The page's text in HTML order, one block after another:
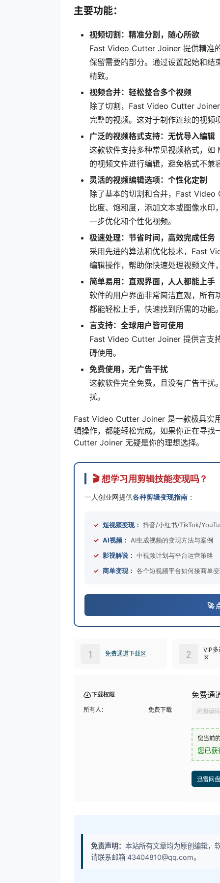
主要功能：
视频切割：精准分割，随心所欲
Fast Video Cutter Joiner 提供精准
保留需要的部分。通过设置起始和结
精致。
视频合并：轻松整合多个视频
除了切割，Fast Video Cutter
完整的视频。这对于制作连续的视频
广泛的视频格式支持：无忧导入编辑
这款软件支持多种常见视频格式，如
的视频文件进行编辑，避免格式不兼
灵活的视频编辑选项：个性化定制
除了基本的切割和合并，Fast
比度、饱和度，添加文本或图像水
一步优化和个性化视频。
极速处理：节省时间，高效完成任务
采用先进的算法和优化技术，Fast
编辑操作，帮助你快速处理视频文件
简单易用：直观界面，人人都能上手
软件的用户界面非常简洁直观，所有
都能轻松上手，快速找到所需的功能
言支持：全球用户皆可使用
Fast Video Cutter Joiner 提供言支
碍使用。
免费使用，无广告干扰
这款软件完全免费，且没有广告干扰
扰。
Fast Video Cutter Joiner 是一款极具实
辑操作，都能轻松完成。如果你正在寻
Cutter Joiner 无疑是你的理想选择。
🎬 想学习用剪辑技能变现吗？
一人创业网提供各种剪辑变现指南 ：
✓ 短视频变现： 抖音/小红书/TikTok/
✓ AI视频：
AI生成视频的变现方法与案例
✓ 影视解说： 中视频计划与平台运营策略
✓ 商单变现： 各个短视频平台如何接商单
🚀
免费通道下载区
1
VIP
区
2
下载权限
所有人： 免费下载
免费通
资源编
您当前
您已获
迅雷网盘
免责声明： 本站所有文章均为原创编辑，
请联系邮箱 43404810@qq.com。